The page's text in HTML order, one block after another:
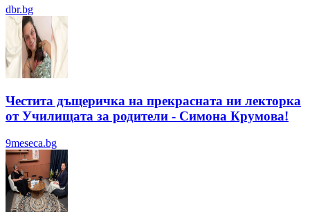
dbr.bg
Честита дъщеричка на прекрасната ни лекторка
от Училищата за родители - Симона Крумова!
9meseca.bg